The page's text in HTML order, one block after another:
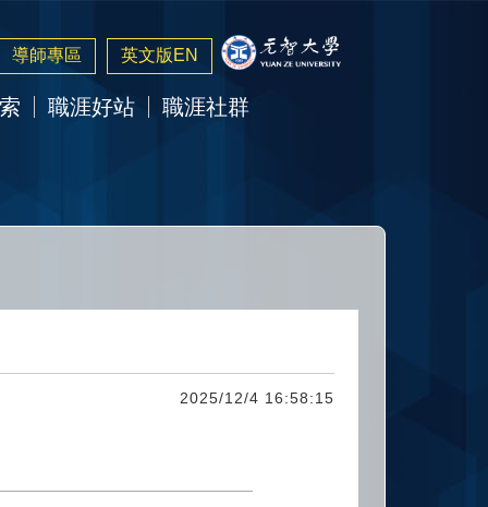
導師專區 英文版EN
職涯好站 職涯社群
2025/12/4 16:58:15